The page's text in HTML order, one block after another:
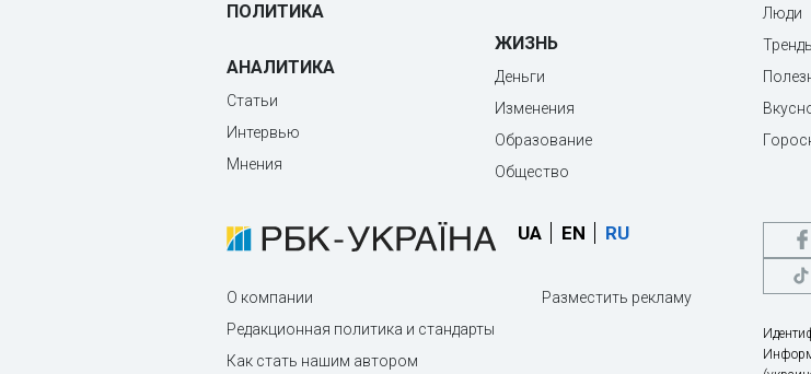
ПОЛИТИКА
АНАЛИТИКА
Статьи
Интервью
Мнения
ЖИЗНЬ
Деньги
Изменения
Образование
Общество
Люди
UA EN RU
О компании
Редакционная политика и стандарты
Как стать нашим автором
Разместить рекламу